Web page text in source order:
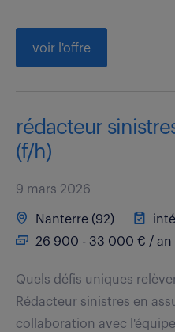
voir l'offre
rédacteur
(f/h)
9 mars 2026
Nanterre (92)
26 900 - 33 000 € / an
Quels défis uniques
Rédacteur sinistres en
collaboration avec